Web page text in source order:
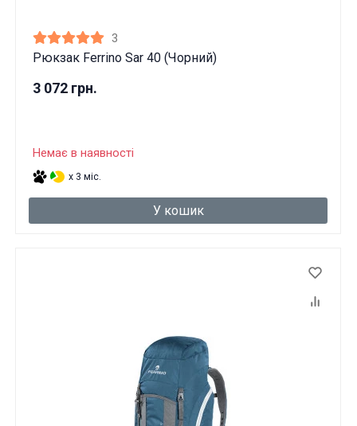
3
Рюкзак Ferrino Sar 40 (Чорний)
3 072 грн.
Немає в наявності
x 3 міс.
У кошик